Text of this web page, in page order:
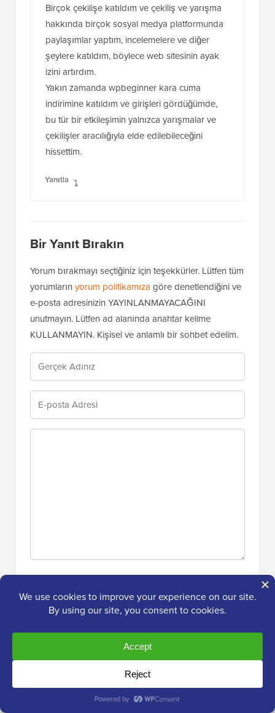
Birçok çekilişe katıldım ve çekiliş ve yarışma
hakkında birçok sosyal medya platformunda
paylaşımlar yaptım, incelemelere ve diğer
şeylere katıldım, böylece web sitesinin ayak
izini artırdım.
Yakın zamanda wpbeginner kara cuma
indirimine katıldım ve girişleri gördüğümde,
bu tür bir etkileşimin yalnızca yarışmalar ve
çekilişler aracılığıyla elde edilebileceğini
hissettim.
Yanıtla
Bir Yanıt Bırakın
Yorum bırakmayı seçtiğiniz için teşekkürler. Lütfen tüm
yorumların yorum politikamıza göre denetlendiğini ve
e-posta adresinizin YAYINLANMAYACAĞINI
unutmayın. Lütfen ad alanında anahtar kelime
KULLANMAYIN. Kişisel ve anlamlı bir sohbet edelim.
e-posta ile beni
haberdar et. Yorum